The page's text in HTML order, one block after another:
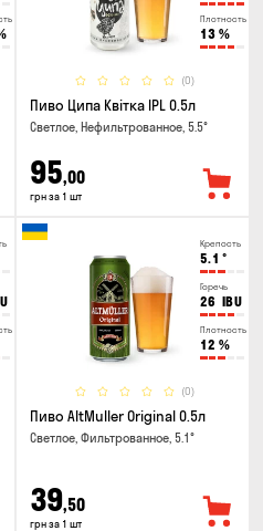
Плотность
13 %
(0)
Пиво Ципа Квітка IPL 0.5л
Светлое, Нефильтрованное, 5.5°
95,00
грн за 1 шт
Крепость
5.1 °
Горечь
26 IBU
Плотность
12 %
(0)
Пиво AltMuller Original 0.5л
Светлое, Фильтрованное, 5.1°
39,50
грн за 1 шт